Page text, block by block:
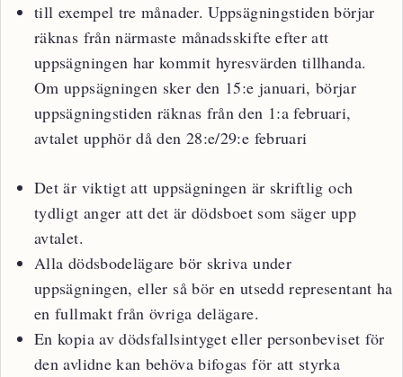
till exempel tre månader. Uppsägningstiden börjar
räknas från närmaste månadsskifte efter att
uppsägningen har kommit hyresvärden tillhanda.
Om uppsägningen sker den 15:e januari, börjar
uppsägningstiden räknas från den 1:a februari,
avtalet upphör då den 28:e/29:e februari
Det är viktigt att uppsägningen är skriftlig och
tydligt anger att det är dödsboet som säger upp
avtalet.
Alla dödsbodelägare bör skriva under
uppsägningen, eller så bör en utsedd representant ha
en fullmakt från övriga delägare.
En kopia av dödsfallsintyget eller personbeviset för
den avlidne kan behöva bifogas för att styrka